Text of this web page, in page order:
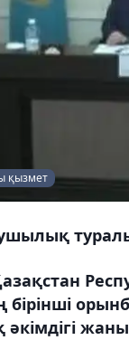
қызмет
бірінші
әкімдігі